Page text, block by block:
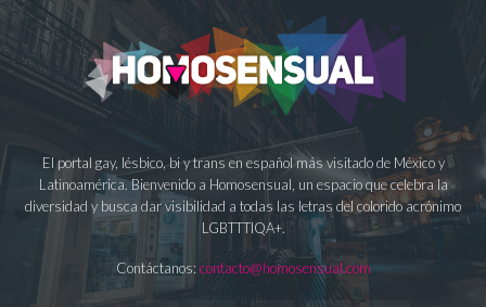
El portal gay, lésbico, bi y trans en español más visitado de México y
Latinoamérica. Bienvenido a Homosensual, un espacio que celebra la
diversidad y busca dar visibilidad a todas las letras del colorido acrónimo
LGBTTTIQA+.
Contáctanos: contacto@homosensual.com